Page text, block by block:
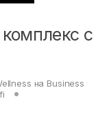
с
на Business